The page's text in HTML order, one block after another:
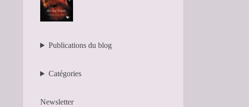
Publications du blog
Catégories
Newsletter